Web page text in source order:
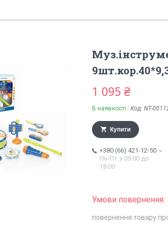
1 095 ₴
В наявності Код: NT-
Купити
+380 (66) 421-12-50
Пн-Пт з 09:00 до
18:00
повернення товару